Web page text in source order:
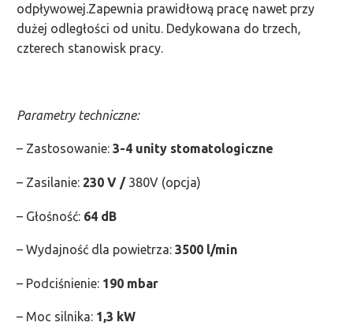
odpływowej.Zapewnia prawidłową pracę nawet przy
dużej odległości od unitu. Dedykowana do trzech,
czterech stanowisk pracy.
Parametry techniczne:
– Zastosowanie: 3-4 unity stomatologiczne
– Zasilanie: 230 V /380V (opcja)
– Głośność: 64 dB
– Wydajność dla powietrza: 3500 l/min
– Podciśnienie: 190 mbar
– Moc silnika: 1,3 kW